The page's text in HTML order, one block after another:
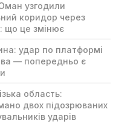
Оман узгодили
коридор через
що це змінює
удар по платформі
— попередньо є
область:
двох підозрюваних
ударів